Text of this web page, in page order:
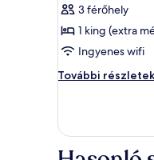
Tradicionális
szoba,
1
king
franciaágy
3 férőhely
1 king (extra
Ingyenes wifi
További részletek
Tradicionális
(extra